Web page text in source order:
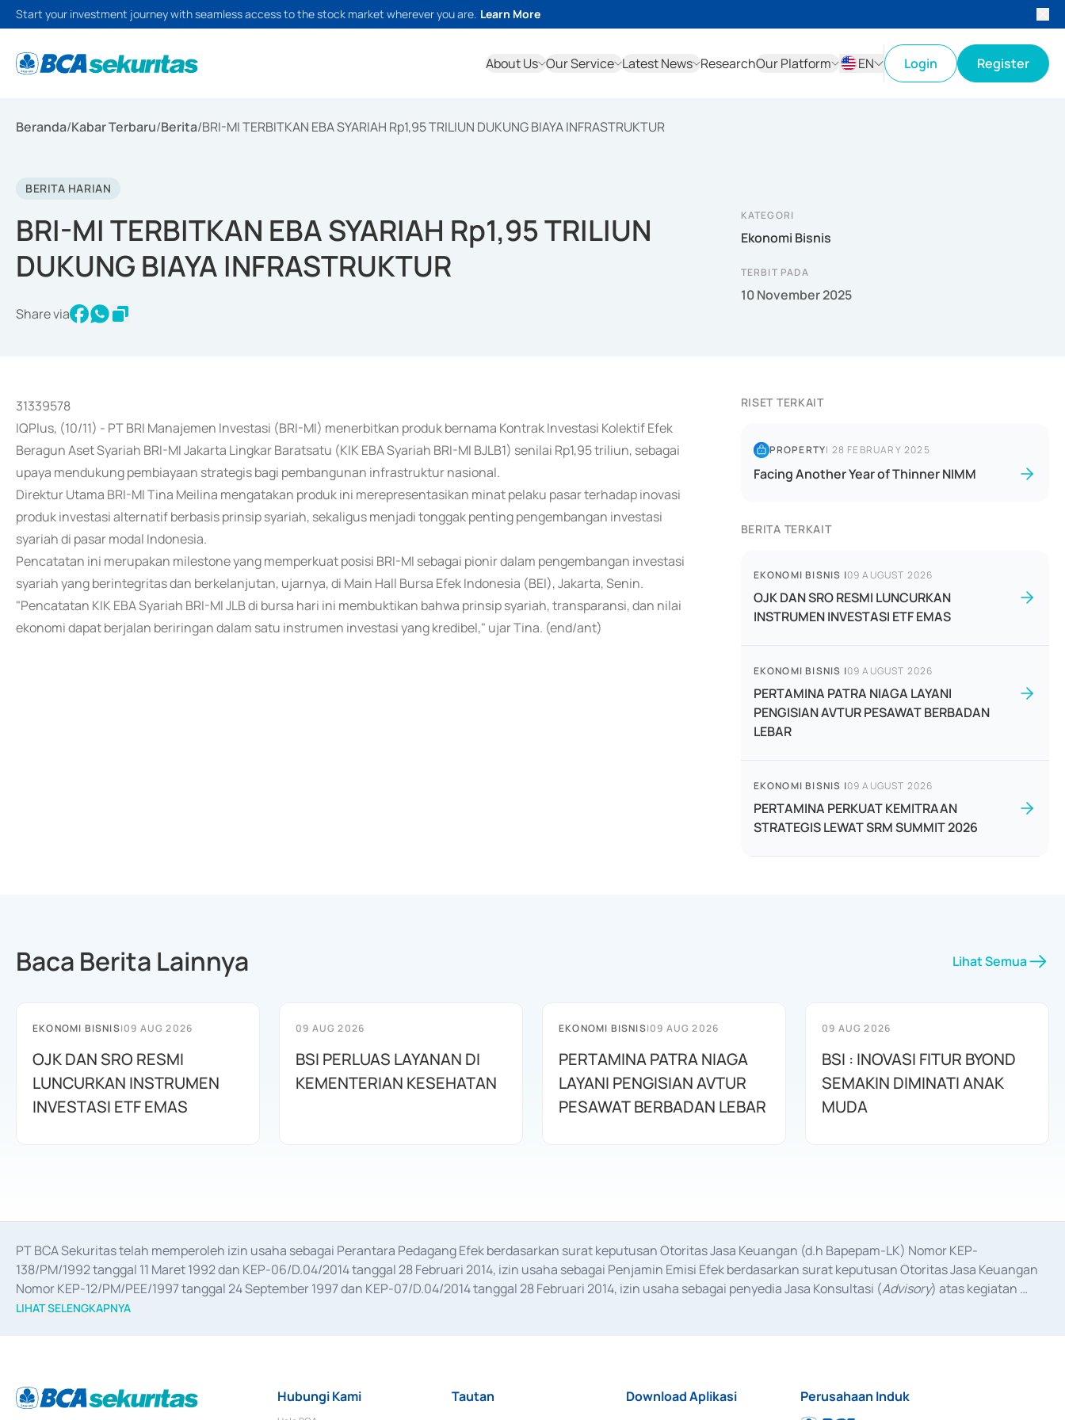
Start your investment journey with seamless access to the stock market wherever you are. Learn More
About Us Our Service Latest News ResearchOur Platform
EN
Login Register
Beranda/Kabar Terbaru/Berita/BRI-MI TERBITKAN EBA SYARIAH Rp1,95 TRILIUN DUKUNG BIAYA INFRASTRUKTUR
BERITA HARIAN
BRI-MI TERBITKAN EBA SYARIAH Rp1,95 TRILIUN
DUKUNG BIAYA INFRASTRUKTUR
Share via
KATEGORI
Ekonomi Bisnis
TERBIT PADA
10 November 2025
31339578
IQPlus, (10/11) - PT BRI Manajemen Investasi (BRI-MI) menerbitkan produk bernama Kontrak Investasi Kolektif Efek
Beragun Aset Syariah BRI-MI Jakarta Lingkar Baratsatu (KIK EBA Syariah BRI-MI BJLB1) senilai Rp1,95 triliun, sebagai
upaya mendukung pembiayaan strategis bagi pembangunan infrastruktur nasional.
Direktur Utama BRI-MI Tina Meilina mengatakan produk ini merepresentasikan minat pelaku pasar terhadap inovasi
produk investasi alternatif berbasis prinsip syariah, sekaligus menjadi tonggak penting pengembangan investasi
syariah di pasar modal Indonesia.
Pencatatan ini merupakan milestone yang memperkuat posisi BRI-MI sebagai pionir dalam pengembangan investasi
syariah yang berintegritas dan berkelanjutan, ujarnya, di Main Hall Bursa Efek Indonesia (BEI), Jakarta, Senin.
"Pencatatan KIK EBA Syariah BRI-MI JLB di bursa hari ini membuktikan bahwa prinsip syariah, transparansi, dan nilai
ekonomi dapat berjalan beriringan dalam satu instrumen investasi yang kredibel," ujar Tina. (end/ant)
RISET TERKAIT
PROPERTY| 28 FEBRUARY 2025
Facing Another Year of Thinner NIMM
BERITA TERKAIT
EKONOMI BISNIS |09 AUGUST 2026
OJK DAN SRO RESMI LUNCURKAN
INSTRUMEN INVESTASI ETF EMAS
EKONOMI BISNIS |09 AUGUST 2026
PERTAMINA PATRA NIAGA LAYANI
PENGISIAN AVTUR PESAWAT BERBADAN
LEBAR
EKONOMI BISNIS |09 AUGUST 2026
PERTAMINA PERKUAT KEMITRAAN
STRATEGIS LEWAT SRM SUMMIT 2026
Baca Berita Lainnya Lihat Semua
EKONOMI BISNIS|09 AUG 2026
OJK DAN SRO RESMI
LUNCURKAN INSTRUMEN
INVESTASI ETF EMAS
09 AUG 2026
BSI PERLUAS LAYANAN DI
KEMENTERIAN KESEHATAN
EKONOMI BISNIS|09 AUG 2026
PERTAMINA PATRA NIAGA
LAYANI PENGISIAN AVTUR
PESAWAT BERBADAN LEBAR
09 AUG 2026
BSI : INOVASI FITUR BYOND
SEMAKIN DIMINATI ANAK
MUDA
PT BCA Sekuritas telah memperoleh izin usaha sebagai Perantara Pedagang Efek berdasarkan surat keputusan Otoritas Jasa Keuangan (d.h Bapepam-LK) Nomor KEP-
138/PM/1992 tanggal 11 Maret 1992 dan KEP-06/D.04/2014 tanggal 28 Februari 2014, izin usaha sebagai Penjamin Emisi Efek berdasarkan surat keputusan Otoritas Jasa Keuangan
Nomor KEP-12/PM/PEE/1997 tanggal 24 September 1997 dan KEP-07/D.04/2014 tanggal 28 Februari 2014, izin usaha sebagai penyedia Jasa Konsultasi (Advisory) atas kegiatan
merger, akuisisi, divestasi, dan
LIHAT SELENGKAPNYA
Hubungi Kami Tautan Download Aplikasi Perusahaan Induk